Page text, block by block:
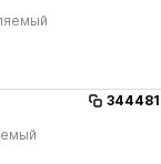
344481